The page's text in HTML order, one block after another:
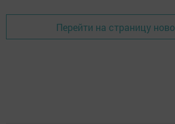
Перейти на страницу